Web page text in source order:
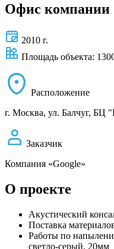
Офис компании
2010 г.
Площадь объекта:
Расположение
г. Москва, ул. Балчуг, БЦ
Заказчик
Компания «Google»
О проекте
Акустический
Поставка
Работы по
светло-серый, 20мм